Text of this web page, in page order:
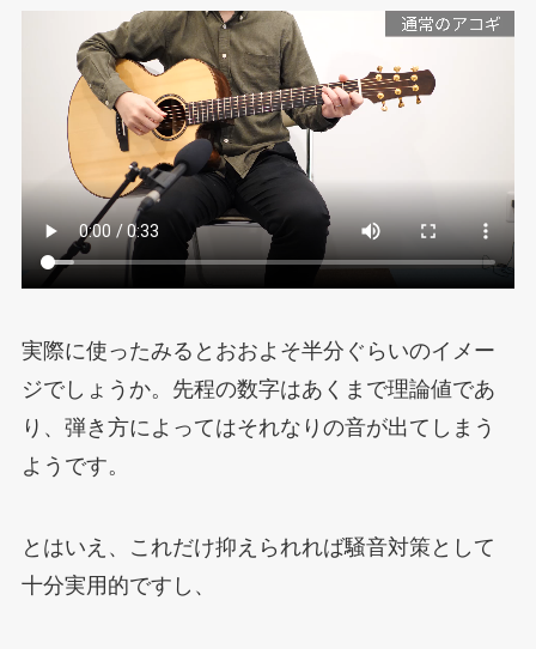
実際に使ったみるとおおよそ半分ぐらいのイメー
ジでしょうか。先程の数字はあくまで理論値であ
り、弾き方によってはそれなりの音が出てしまう
ようです。
とはいえ、これだけ抑えられれば騒音対策として
十分実用的ですし、